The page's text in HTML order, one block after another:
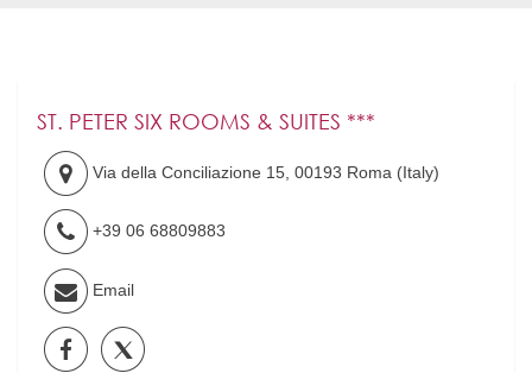
ST. PETER SIX ROOMS & SUITES ***
Via della Conciliazione 15,00193 Roma (Italy)
+39 06 68809883
Email